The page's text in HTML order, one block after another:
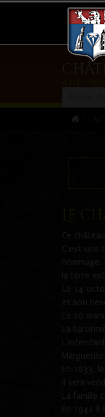
Ce
C'est
la terre
Le 14
et son
Le 20
La
En 1833,
Il sera
La famille
En 1942